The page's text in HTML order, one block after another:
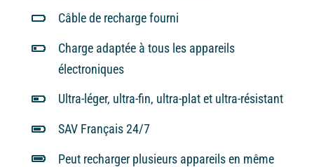
Câble de recharge fourni
Charge adaptée à tous les appareils
électroniques
Ultra-léger, ultra-fin, ultra-plat et ultra-résistant
SAV Français 24/7
Peut recharger plusieurs appareils en même